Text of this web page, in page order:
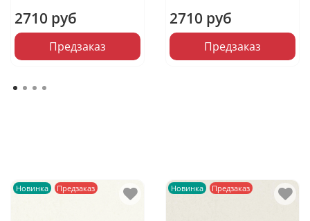
2710 руб
Предзаказ
2710 руб
Предзаказ
Новинка Предзаказ Новинка Предзаказ